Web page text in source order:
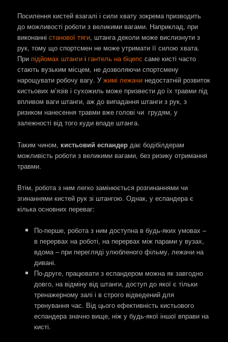
Посилення кистей взагалі і сили хвату зокрема призводить
до можливості роботи з великими вагами. Наприклад, при
виконанністанової тяги, штанга деколи може вислизнути з
рук, тому що спортсмен не може утримати її силою хвата.
При підйомах штанги і гантель на біцепс саме кисті часто
стають вузьким місцем, не дозволяючи спортсмену
нарощувати робочу вагу. Ужимі лежачи недостатній розвиток
кистьових м’язів і сухожиль може призвести до їх травми під
впливом ваги штанги, аж до випадання штанги з рук, з
ризиком нанесення травми вже голові чи грудям, у
залежності від того куди впаде штанга.
Таким чином, кистьовий еспандер дає бодібілдерам
можливість роботи з великими вагами, без ризику отримання
травми.
Втім, робота з ним легко замінюється розгинаннями чи
згинаннями кистей рук зі штангою. Однак, у еспандера є
кілька основних переваг:
По-перше, робота з ним доступна в будь-яких умовах –
в перервах на роботі, на перервах між парами у вузах,
вдома – при перегляді улюбленого фільму, лежачи на
дивані.
По-друге, працювати з еспандером можна як завгодно
довго, на відміну від штанги, доступ до якої є тільки
тренажерному залі і в строго відведений для
тренування час. Від цього ефективність кистьового
еспандера значно вище, ніж у будь-якої іншої вправи на
кисті.